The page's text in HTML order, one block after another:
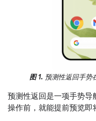
图 1. 预测性返回手势
预测性返回是一项手势导
操作前，就能提前预览即